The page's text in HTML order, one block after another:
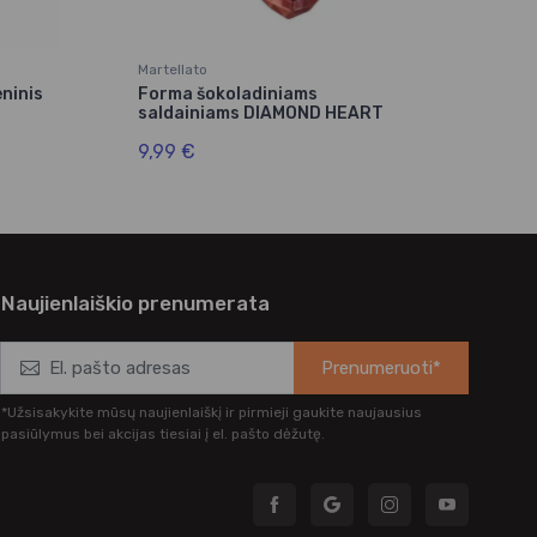
Martellato
Forma šokoladiniams
saldainiams DIAMOND HEART
9,99 €
Naujienlaiškio prenumerata
Prenumeruoti*
*Užsisakykite mūsų naujienlaiškį ir pirmieji gaukite naujausius
pasiūlymus bei akcijas tiesiai į el. pašto dėžutę.